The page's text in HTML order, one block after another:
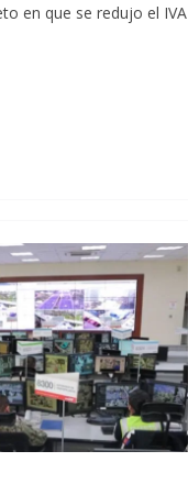
en que se redujo el IVA